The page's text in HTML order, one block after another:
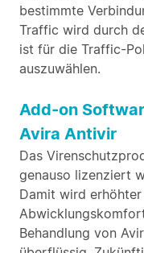
bestimmte
Traffic wird durch
ist für die Traffic-
auszuwählen.
Add-on
Avira Antivir
Das
genauso lizenziert
Damit wird
Behandlung von